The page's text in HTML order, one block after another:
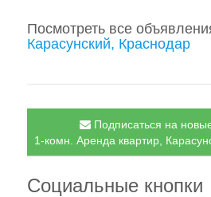
Посмотреть все
Карасунский, Краснодар
Подписаться на
1-комн. Аренда квартир,
Социальные кнопки